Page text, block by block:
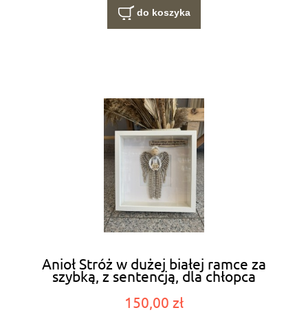
do koszyka
Anioł Stróż w dużej białej ramce za
szybką, z sentencją, dla chłopca
150,00 zł